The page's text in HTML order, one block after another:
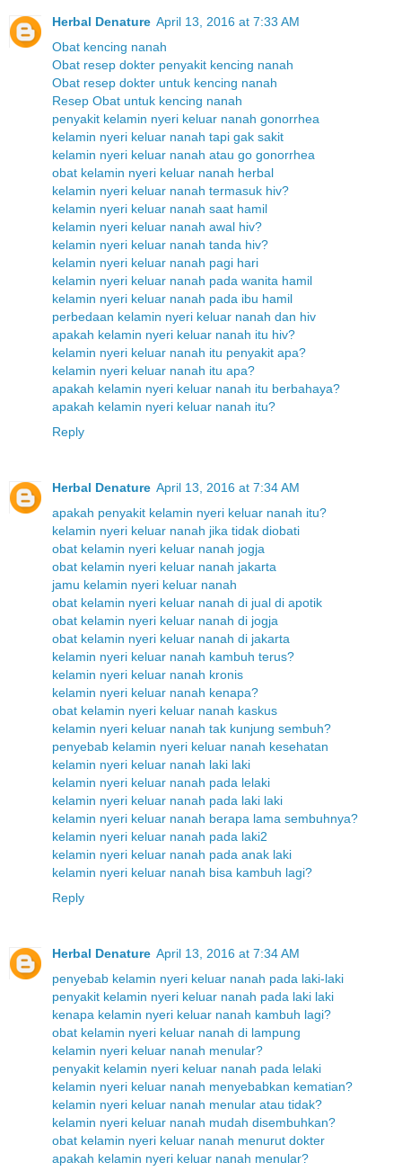
Herbal Denature April 13, 2016 at 7:33 AM
Obat kencing nanah
Obat resep dokter penyakit kencing nanah
Obat resep dokter untuk kencing nanah
Resep Obat untuk kencing nanah
penyakit kelamin nyeri keluar nanah gonorrhea
kelamin nyeri keluar nanah tapi gak sakit
kelamin nyeri keluar nanah atau go gonorrhea
obat kelamin nyeri keluar nanah herbal
kelamin nyeri keluar nanah termasuk hiv?
kelamin nyeri keluar nanah saat hamil
kelamin nyeri keluar nanah awal hiv?
kelamin nyeri keluar nanah tanda hiv?
kelamin nyeri keluar nanah pagi hari
kelamin nyeri keluar nanah pada wanita hamil
kelamin nyeri keluar nanah pada ibu hamil
perbedaan kelamin nyeri keluar nanah dan hiv
apakah kelamin nyeri keluar nanah itu hiv?
kelamin nyeri keluar nanah itu penyakit apa?
kelamin nyeri keluar nanah itu apa?
apakah kelamin nyeri keluar nanah itu berbahaya?
apakah kelamin nyeri keluar nanah itu?
Reply
Herbal Denature April 13, 2016 at 7:34 AM
apakah penyakit kelamin nyeri keluar nanah itu?
kelamin nyeri keluar nanah jika tidak diobati
obat kelamin nyeri keluar nanah jogja
obat kelamin nyeri keluar nanah jakarta
jamu kelamin nyeri keluar nanah
obat kelamin nyeri keluar nanah di jual di apotik
obat kelamin nyeri keluar nanah di jogja
obat kelamin nyeri keluar nanah di jakarta
kelamin nyeri keluar nanah kambuh terus?
kelamin nyeri keluar nanah kronis
kelamin nyeri keluar nanah kenapa?
obat kelamin nyeri keluar nanah kaskus
kelamin nyeri keluar nanah tak kunjung sembuh?
penyebab kelamin nyeri keluar nanah kesehatan
kelamin nyeri keluar nanah laki laki
kelamin nyeri keluar nanah pada lelaki
kelamin nyeri keluar nanah pada laki laki
kelamin nyeri keluar nanah berapa lama sembuhnya?
kelamin nyeri keluar nanah pada laki2
kelamin nyeri keluar nanah pada anak laki
kelamin nyeri keluar nanah bisa kambuh lagi?
Reply
Herbal Denature April 13, 2016 at 7:34 AM
penyebab kelamin nyeri keluar nanah pada laki-laki
penyakit kelamin nyeri keluar nanah pada laki laki
kenapa kelamin nyeri keluar nanah kambuh lagi?
obat kelamin nyeri keluar nanah di lampung
kelamin nyeri keluar nanah menular?
penyakit kelamin nyeri keluar nanah pada lelaki
kelamin nyeri keluar nanah menyebabkan kematian?
kelamin nyeri keluar nanah menular atau tidak?
kelamin nyeri keluar nanah mudah disembuhkan?
obat kelamin nyeri keluar nanah menurut dokter
apakah kelamin nyeri keluar nanah menular?